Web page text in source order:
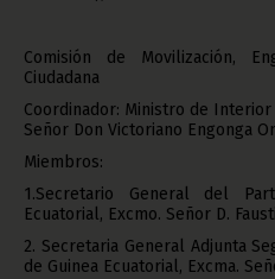
Comisión de Movilización,
Ciudadana
Coordinador: Ministro de
Señor Don Victoriano Engonga
Miembros:
1.Secretario General del
Ecuatorial, Excmo. Señor D.
2. Secretaria General Adjunta
de Guinea Ecuatorial, Excma.